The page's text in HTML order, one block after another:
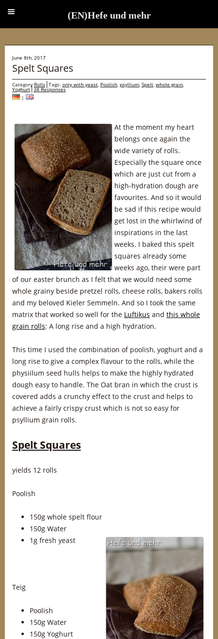
June 8th, 2017
Spelt Squares
Category Rolls Tags: only with yeast, Poolish, psyllium, Spelt, whole grain,
Yoghurt 38 Responses
|
At the moment my heart
belongs once again the
wide variety of rolls.
Especially the square once
which are just cut from a
high-hydration dough are
favourites. And so it would
be sad if this recipe would
get lost in the whirlwind of
inspirations in the last
weeks. I baked this spelt
squares already some
weeks ago, their were part
of our easter brunch as I felt that we would need some
whole grainy beside pretzel rolls, cheese rolls, bakers rolls
and my beloved Kieler Semmeln. And so I took the same
matrix that worked so well for the Luftikus and this whole
grain rolls: A long rise and a high hydration.
This time I used the combination of poolish, yoghurt and a
long rise to give a complex flavour to the rolls, while the
physiilum seed hulls helps to make the highly hydrated
dough easy to handle. The Oat bran in which the crust is
covered adds a crunchy effect to the crust and helps to
achieve a fairly crispy crust which is not so easy for
psyllium grain rolls.
Spelt Squares
yields 12 rolls
Poolish
150g whole spelt flour
150g Water
1g fresh yeast
Teig
Poolish
150g Water
150g Yoghurt
(EN)Hefe und mehr
(EN)Hefe und mehr